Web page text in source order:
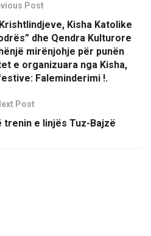
Post
Kisha Katolike
dhe Qendra Kulturore
mirënjohje për punën
e organizuara nga Kisha,
Faleminderimi !.
Post
trenin e linjës Tuz-Bajzë